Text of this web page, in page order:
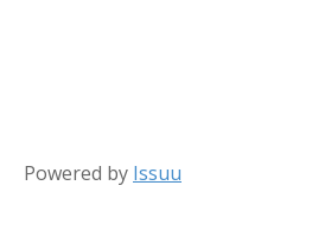
Powered by Issuu